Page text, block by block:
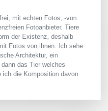
mit echten Fotos, -von
Fotoanbieter. Tiere
der Existenz, deshalb
Fotos von ihnen. Ich sehe
Architektur, ein
das Tier welches
ich die Komposition davon